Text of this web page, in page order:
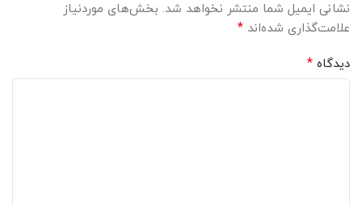
نشانی ایمیل شما منتشر نخواهد شد. بخش‌های موردنیاز
علامت‌گذاری شده‌اند *
دیدگاه *